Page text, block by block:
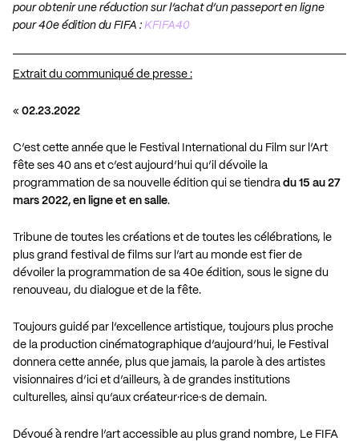
pour obtenir une réduction sur l’achat d’un passeport en ligne
pour 40e édition du FIFA : KFIFA40
Extrait du communiqué de presse :
« 02.23.2022
C’est cette année que le Festival International du Film sur l’Art
fête ses 40 ans et c’est aujourd’hui qu’il dévoile la
programmation de sa nouvelle édition qui se tiendra du 15 au 27
mars 2022, en ligne et en salle.
Tribune de toutes les créations et de toutes les célébrations, le
plus grand festival de films sur l’art au monde est fier de
dévoiler la programmation de sa 40e édition, sous le signe du
renouveau, du dialogue et de la fête.
Toujours guidé par l’excellence artistique, toujours plus proche
de la production cinématographique d’aujourd’hui, le Festival
donnera cette année, plus que jamais, la parole à des artistes
visionnaires d’ici et d’ailleurs, à de grandes institutions
culturelles, ainsi qu’aux créateur·rice·s de demain.
Dévoué à rendre l’art accessible au plus grand nombre, Le FIFA